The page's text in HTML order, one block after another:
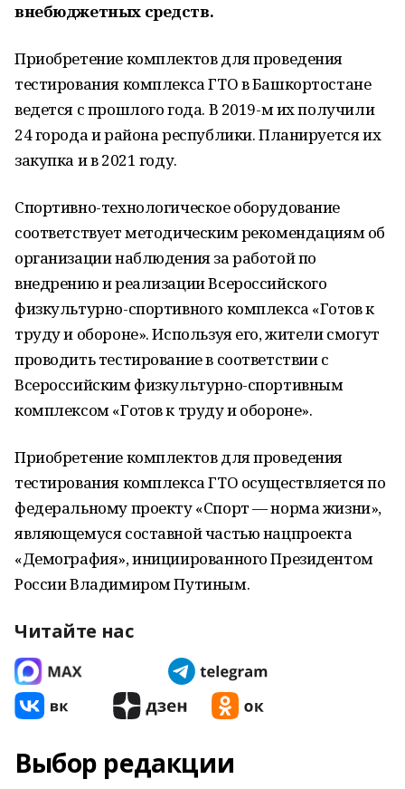
внебюджетных средств.
Приобретение комплектов для проведения
тестирования комплекса ГТО в Башкортостане
ведется с прошлого года. В 2019-м их получили
24 города и района республики. Планируется их
закупка и в 2021 году.
Спортивно-технологическое оборудование
соответствует методическим рекомендациям об
организации наблюдения за работой по
внедрению и реализации Всероссийского
физкультурно-спортивного комплекса «Готов к
труду и обороне». Используя его, жители смогут
проводить тестирование в соответствии с
Всероссийским физкультурно-спортивным
комплексом «Готов к труду и обороне».
Приобретение комплектов для проведения
тестирования комплекса ГТО осуществляется по
федеральному проекту «Спорт — норма жизни»,
являющемуся составной частью нацпроекта
«Демография», инициированного Президентом
России Владимиром Путиным.
Читайте нас
Выбор редакции